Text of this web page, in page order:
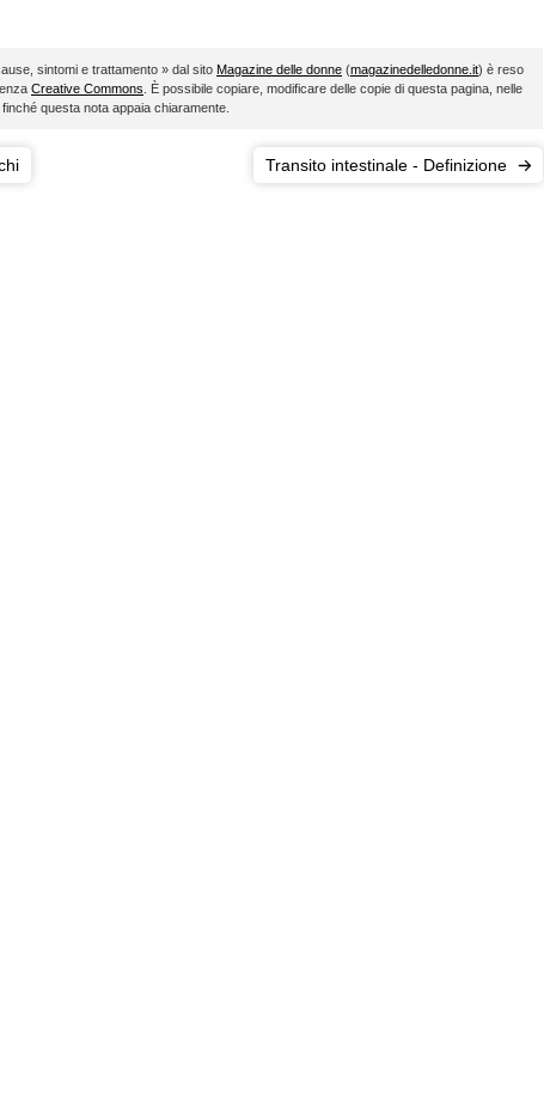
sintomi e trattamento » dal sito Magazine delle donne (magazinedelledonne.it) è reso
Creative Commons . È possibile copiare, modificare delle copie di questa pagina, nelle
questa nota appaia chiaramente.
Transito intestinale - Definizione